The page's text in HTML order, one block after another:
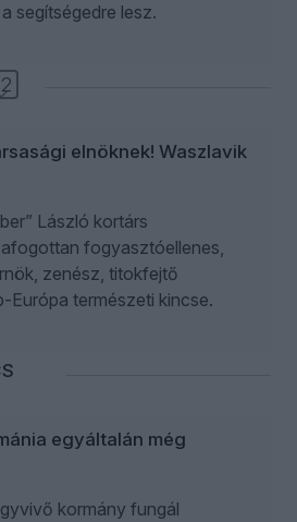
segítségedre lesz.
2
elnöknek! Waszlavik
László kortárs
fogyasztóellenes,
zenész, titokfejtő
Európa természeti kincse.
egyáltalán még
kormány fungál